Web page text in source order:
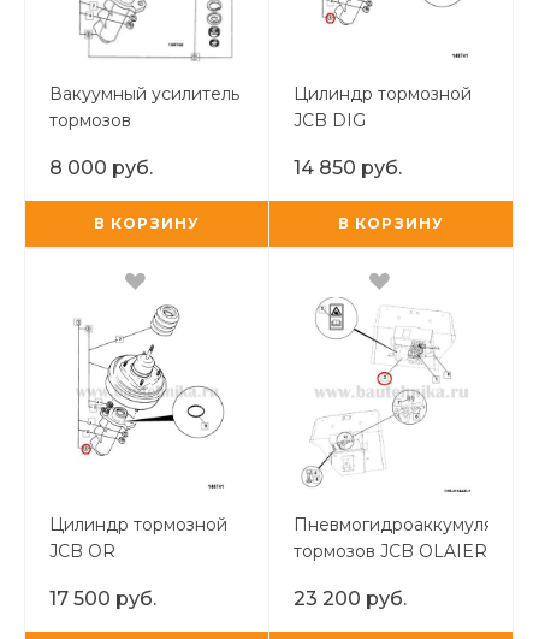
Вакуумный усилитель
тормозов
8 000 руб.
В КОРЗИНУ
Цилиндр тормозной
JCB DIG
14 850 руб.
В КОРЗИНУ
Цилиндр тормозной
JCB OR
17 500 руб.
Пневмогидроаккумулятор
тормозов JCB OLAIER FR
23 200 руб.